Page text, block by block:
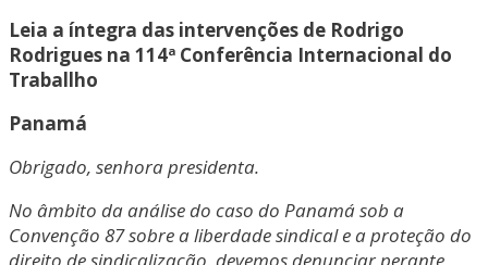
Leia a íntegra das intervenções de Rodrigo
Rodrigues na 114ª Conferência Internacional do
Traballho
Panamá
Obrigado, senhora presidenta.
No âmbito da análise do caso do Panamá sob a
Convenção 87 sobre a liberdade sindical e a proteção do